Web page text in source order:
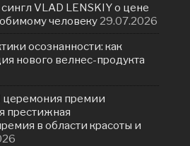
VLAD LENSKIY о цене
человеку29.07.2026
осознанности: как
нового велнес-продукта
церемония премии
престижная
в области красоты и